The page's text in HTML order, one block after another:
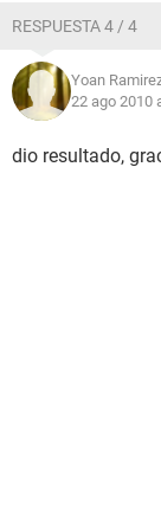
RESPUESTA 4 / 4
Yoan
22 ago 2010
dio resultado,